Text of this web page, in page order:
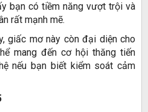
bạn có tiềm năng vượt trội và
rất mạnh mẽ.
giấc mơ này còn đại diện cho
mang đến cơ hội thăng tiến
nếu bạn biết kiểm soát cảm